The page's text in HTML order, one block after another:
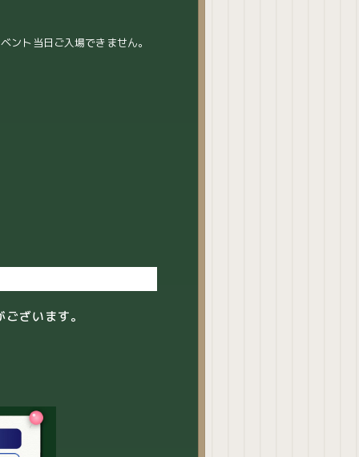
ント当日ご入場できません。
ざいます。